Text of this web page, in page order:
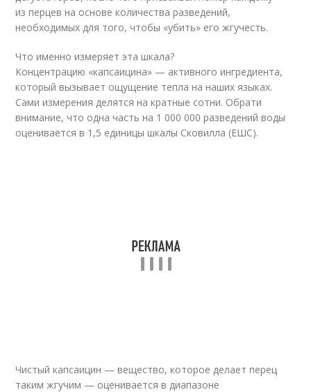
из перцев на основе количества разведений,
необходимых для того, чтобы «убить» его жгучесть.
Что именно измеряет эта шкала?
Концентрацию «капсаицина» — активного ингредиента,
который вызывает ощущение тепла на наших языках.
Сами измерения делятся на кратные сотни. Обрати
внимание, что одна часть на 1 000 000 разведений воды
оценивается в 1,5 единицы шкалы Сковилла (ЕШС).
Чистый капсаицин — вещество, которое делает перец
таким жгучим — оценивается в диапазоне